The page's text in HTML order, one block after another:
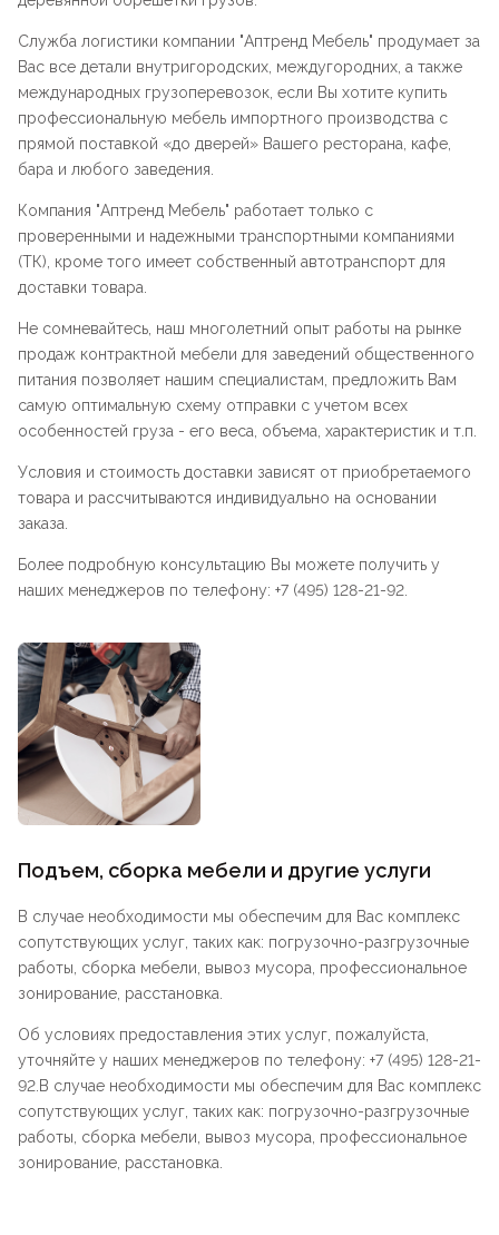
Служба логистики компании "Аптренд Мебель" продумает за
Вас все детали внутригородских, междугородних, а также
международных грузоперевозок, если Вы хотите купить
профессиональную мебель импортного производства с
прямой поставкой «до дверей» Вашего ресторана, кафе,
бара и любого заведения.
Компания "Аптренд Мебель" работает только с
проверенными и надежными транспортными компаниями
(ТК), кроме того имеет собственный автотранспорт для
доставки товара.
Не сомневайтесь, наш многолетний опыт работы на рынке
продаж контрактной мебели для заведений общественного
питания позволяет нашим специалистам, предложить Вам
самую оптимальную схему отправки с учетом всех
особенностей груза - его веса, объема, характеристик и т.п.
Условия и стоимость доставки зависят от приобретаемого
товара и рассчитываются индивидуально на основании
заказа.
Более подробную консультацию Вы можете получить у
наших менеджеров по телефону: +7 (495) 128-21-92.
Подъем, сборка мебели и другие услуги
В случае необходимости мы обеспечим для Вас комплекс
сопутствующих услуг, таких как: погрузочно-разгрузочные
работы, сборка мебели, вывоз мусора, профессиональное
зонирование, расстановка.
Об условиях предоставления этих услуг, пожалуйста,
уточняйте у наших менеджеров по телефону: +7 (495) 128-21-
92.В случае необходимости мы обеспечим для Вас комплекс
сопутствующих услуг, таких как: погрузочно-разгрузочные
работы, сборка мебели, вывоз мусора, профессиональное
зонирование, расстановка.